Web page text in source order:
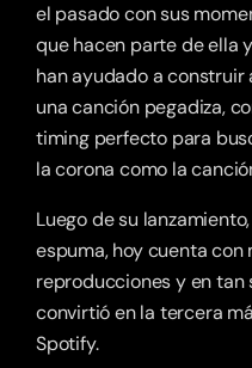
el pasado con sus
que hacen parte de ella
han ayudado a construir
una canción pegadiza,
timing perfecto para
la corona como la
Luego de su
espuma, hoy cuenta
reproducciones y en tan
convirtió en la tercera
Spotify.